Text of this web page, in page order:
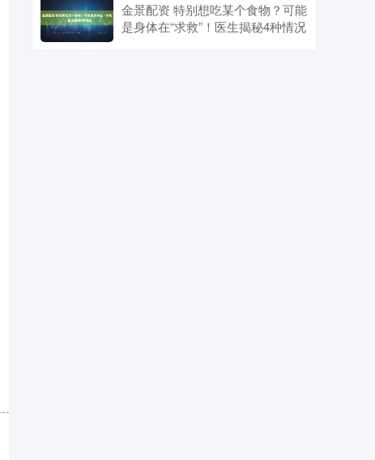
金景配资 特别想吃某个食物？可能
是身体在“求救”！医生揭秘4种情况